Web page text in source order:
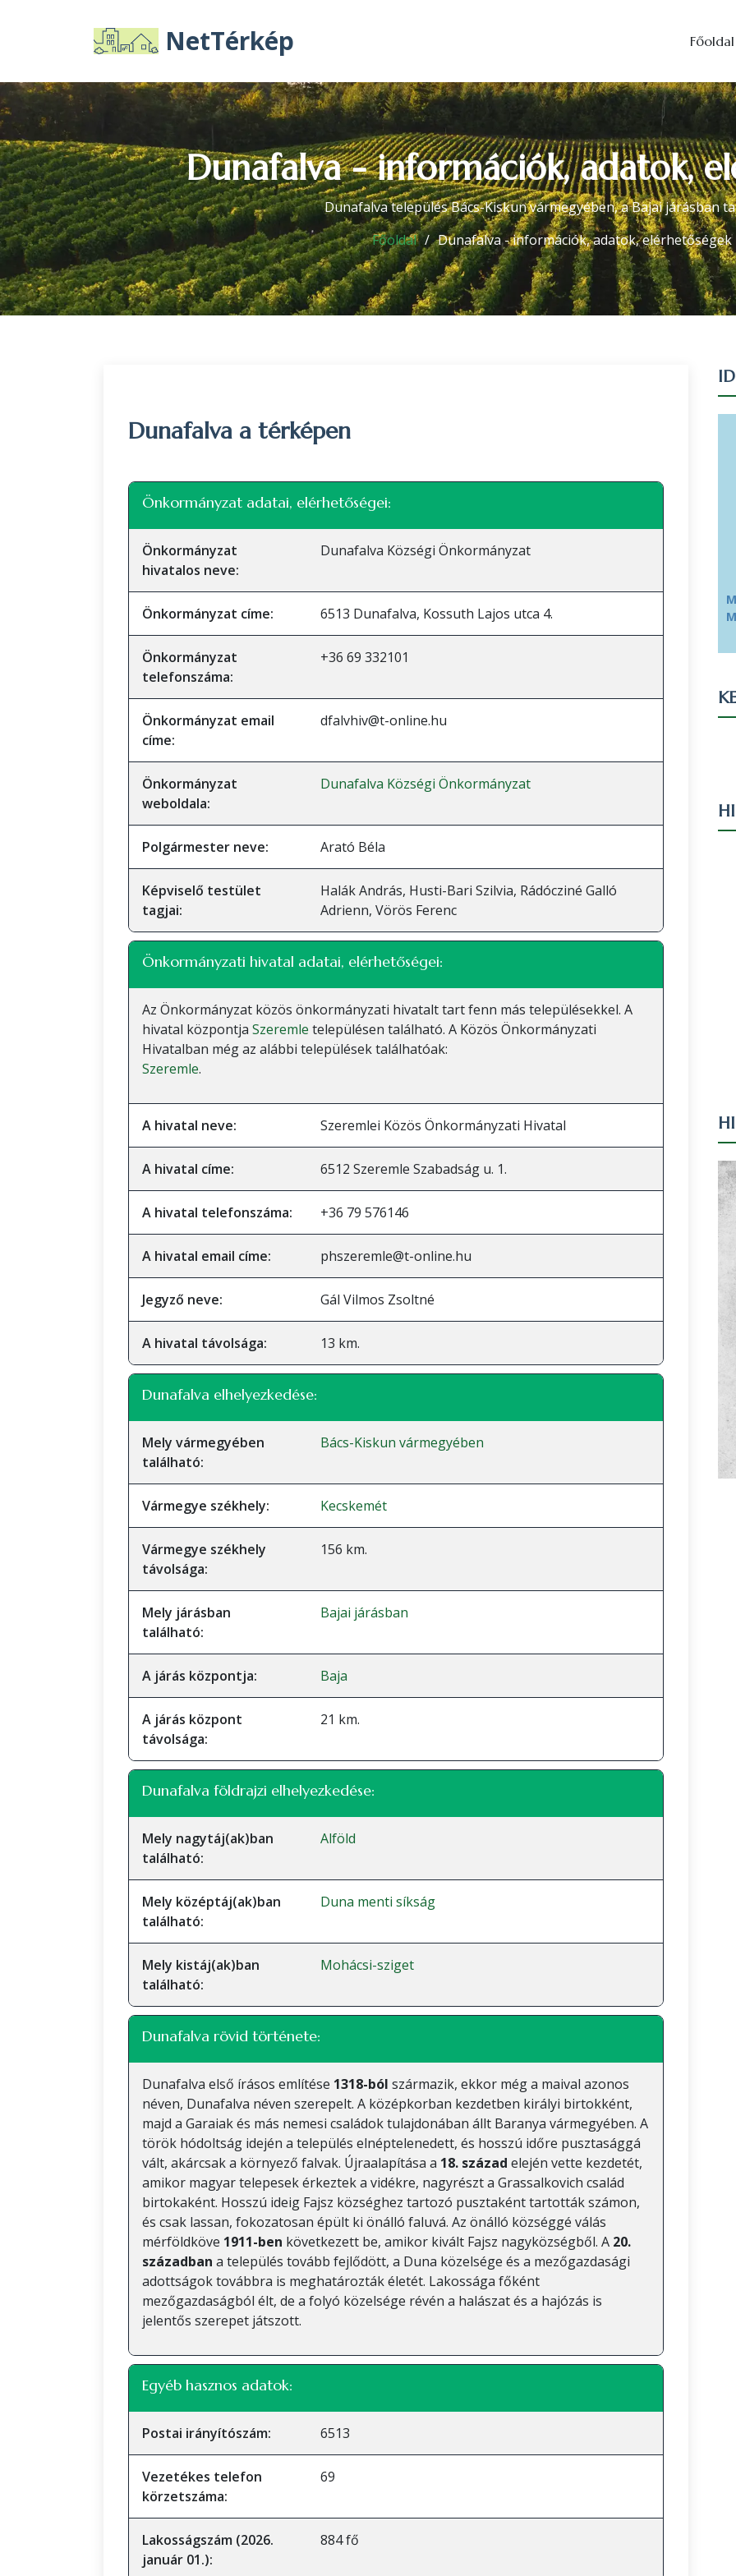
NetTérkép Főoldal
Dunafalva - információk, adatok,
Dunafalva település Bács-Kiskun vármegyében, a Bajai járásban
Főoldal
Dunafalva - információk, adatok, elérhetőségek
Dunafalva a térképen
+
Önkormányzat adatai, elérhetőségei:
Önkormányzat
hivatalos neve:
Dunafalva Községi Önkormányzat
Önkormányzat címe: 6513 Dunafalva, Kossuth Lajos utca 4.
Önkormányzat
telefonszáma:
+36 69 332101
Önkormányzat email
címe:
dfalvhiv@t-online.hu
Önkormányzat
weboldala:
Dunafalva Községi Önkormányzat
Polgármester neve: Arató Béla
Képviselő testület
tagjai:
Halák András, Husti-Bari Szilvia, Rádócziné Galló
Adrienn, Vörös Ferenc
Önkormányzati hivatal adatai, elérhetőségei:
Az Önkormányzat közös önkormányzati hivatalt tart fenn más településekkel. A
hivatal központja Szeremle településen található. A Közös Önkormányzati
Hivatalban még az alábbi települések találhatóak:
Szeremle.
A hivatal neve: Szeremlei Közös Önkormányzati Hivatal
A hivatal címe: 6512 Szeremle Szabadság u. 1.
A hivatal telefonszáma: +36 79 576146
A hivatal email címe: phszeremle@t-online.hu
Jegyző neve: Gál Vilmos Zsoltné
A hivatal távolsága: 13 km.
Dunafalva elhelyezkedése:
Mely vármegyében
található:
Bács-Kiskun vármegyében
Vármegye székhely: Kecskemét
Vármegye székhely
távolsága:
156 km.
Mely járásban
található:
Bajai járásban
A járás központja: Baja
A járás központ
távolsága:
21 km.
Dunafalva földrajzi elhelyezkedése:
Mely nagytáj(ak)ban
található:
Alföld
Mely középtáj(ak)ban
található:
Duna menti síkság
Mely kistáj(ak)ban
található:
Mohácsi-sziget
Dunafalva rövid története:
Dunafalva első írásos említése 1318-ból származik, ekkor még a maival azonos
néven, Dunafalva néven szerepelt. A középkorban kezdetben királyi birtokként,
majd a Garaiak és más nemesi családok tulajdonában állt Baranya vármegyében. A
török hódoltság idején a település elnéptelenedett, és hosszú időre pusztasággá
vált, akárcsak a környező falvak. Újraalapítása a 18. század elején vette kezdetét,
amikor magyar telepesek érkeztek a vidékre, nagyrészt a Grassalkovich család
birtokaként. Hosszú ideig Fajsz községhez tartozó pusztaként tartották számon,
és csak lassan, fokozatosan épült ki önálló faluvá. Az önálló községgé válás
mérföldköve 1911-ben következett be, amikor kivált Fajsz nagyközségből. A 20.
században a település tovább fejlődött, a Duna közelsége és a mezőgazdasági
adottságok továbbra is meghatározták életét. Lakossága főként
mezőgazdaságból élt, de a folyó közelsége révén a halászat és a hajózás is
jelentős szerepet játszott.
Egyéb hasznos adatok:
Postai irányítószám: 6513
Vezetékes telefon
körzetszáma:
69
Lakosságszám (2026.
január 01.):
884 fő